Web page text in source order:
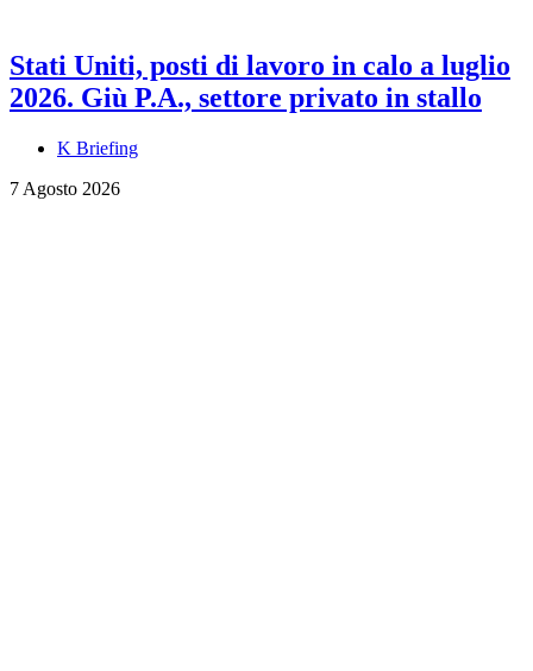
Stati Uniti, posti di lavoro in calo a luglio
2026. Giù P.A., settore privato in stallo
K Briefing
7 Agosto 2026